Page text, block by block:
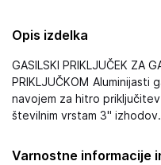
Opis izdelka
GASILSKI PRIKLJUČEK ZA
PRIKLJUČKOM Aluminijasti
navojem za hitro
številnim vrstam 3" izhodov.
Varnostne informacije